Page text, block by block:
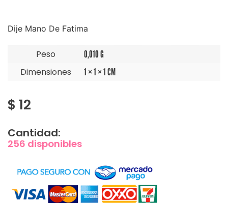
Dije Mano De Fatima
Peso 0,010 G
Dimensiones 1 × 1 × 1 CM
$ 12
Cantidad:
256 disponibles